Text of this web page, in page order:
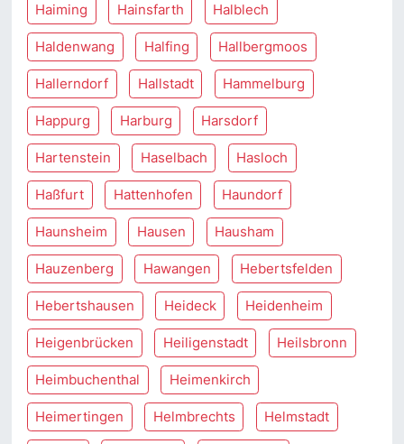
Haiming Hainsfarth Halblech
Haldenwang Halfing Hallbergmoos
Hallerndorf Hallstadt Hammelburg
Happurg Harburg Harsdorf
Hartenstein Haselbach Hasloch
Haßfurt Hattenhofen Haundorf
Haunsheim Hausen Hausham
Hauzenberg Hawangen Hebertsfelden
Hebertshausen Heideck Heidenheim
Heigenbrücken Heiligenstadt Heilsbronn
Heimbuchenthal Heimenkirch
Heimertingen Helmbrechts Helmstadt